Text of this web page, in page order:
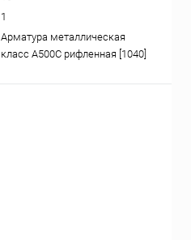
1
Арматура металлическая
класс А500С рифленная [1040]